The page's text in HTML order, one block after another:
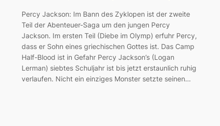
Percy Jackson: Im Bann des Zyklopen ist der zweite
Teil der Abenteuer-Saga um den jungen Percy
Jackson. Im ersten Teil (Diebe im Olymp) erfuhr Percy,
dass er Sohn eines griechischen Gottes ist. Das Camp
Half-Blood ist in Gefahr Percy Jackson’s (Logan
Lerman) siebtes Schuljahr ist bis jetzt erstaunlich ruhig
verlaufen. Nicht ein einziges Monster setzte seinen…